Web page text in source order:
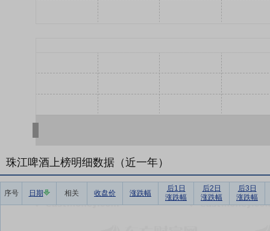
珠江啤酒上榜明细数据（近一年）
序号 日期 相关 收盘价 涨跌幅
后1日
涨跌幅
后2日
涨跌幅
后3日
涨跌幅